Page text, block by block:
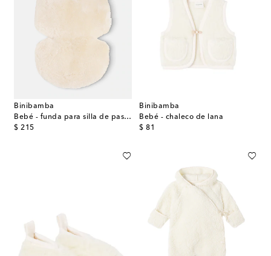
Binibamba
Bebé - funda para silla de paseo Snuggler® de borrego
$ 215
original price
Binibamba
Bebé - chaleco de lana
$ 81
original price